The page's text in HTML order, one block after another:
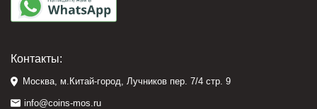
Контакты:
Москва, м.Китай-город, Лучников пер. 7/4 стр. 9
info@coins-mos.ru